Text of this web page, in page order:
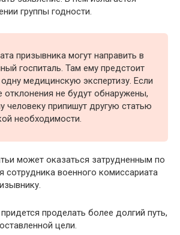
группы годности.
призывника могут направить в
госпиталь. Там ему предстоит
медицинскую экспертизу. Если
отклонения не будут обнаружены,
человеку припишут другую статью
необходимости.
может оказаться затрудненным по
сотрудника военного комиссариата
проделать более долгий путь,
цели.